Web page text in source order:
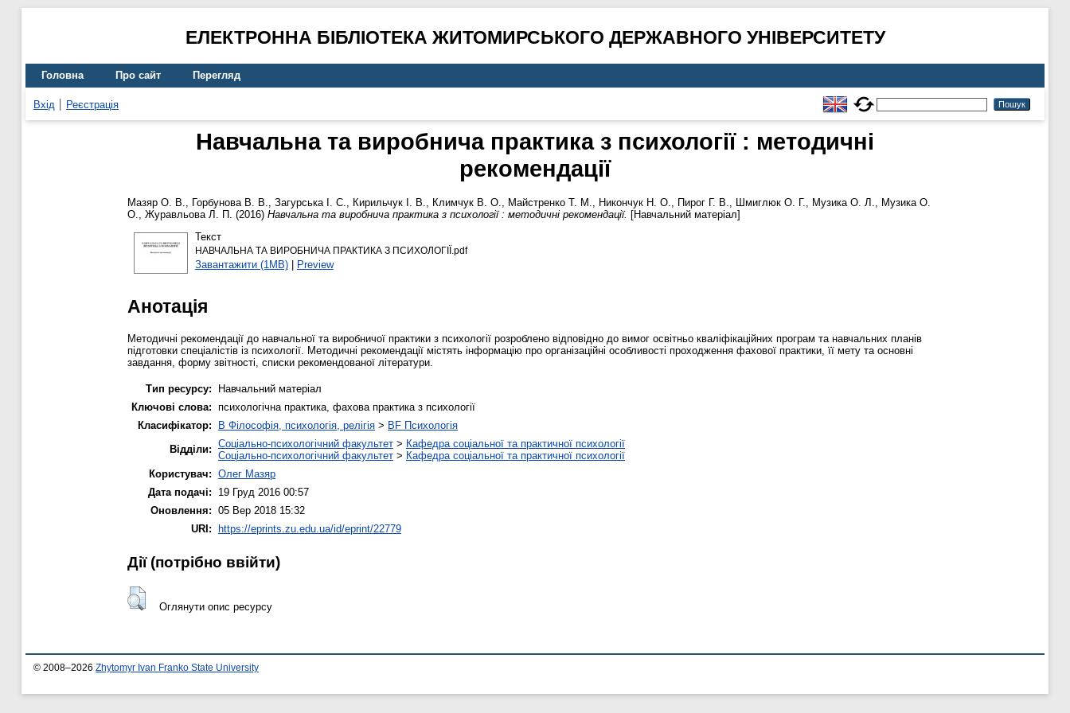
ЕЛЕКТРОННА БІБЛІОТЕКА ЖИТОМИРСЬКОГО ДЕРЖАВНОГО УНІВЕРСИТЕТУ
Головна Про сайт Перегляд
Вхід Реєстрація
Навчальна та виробнича практика з психології : методичні
рекомендації
Мазяр О. В., Горбунова В. В., Загурська І. С., Кирильчук І. В., Климчук В. О., Майстренко Т. М., Никончук Н. О., Пирог Г. В., Шмиглюк О. Г., Музика О. Л., Музика О.
О., Журавльова Л. П. (2016) Навчальна та виробнича практика з психології : методичні рекомендації. [Навчальний матеріал]
Текст
НАВЧАЛЬНА ТА ВИРОБНИЧА ПРАКТИКА З ПСИХОЛОГІЇ.pdf
Завантажити (1MB)| Preview
Анотація
Методичні рекомендації до навчальної та виробничої практики з психології розроблено відповідно до вимог освітньо кваліфікаційних програм та навчальних планів
підготовки спеціалістів із психології. Методичні рекомендації містять інформацію про організаційні особливості проходження фахової практики, її мету та основні
завдання, форму звітності, списки рекомендованої літератури.
Тип ресурсу:
Навчальний матеріал
Ключові слова: психологічна практика, фахова практика з психології
Класифікатор:
B Філософія, психологія, релігія > BF Психологія
Відділи: Соціально-психологічний факультет > Кафедра соціальної та практичної психології
Соціально-психологічний факультет > Кафедра соціальної та практичної психології
Користувач: Олег Мазяр
Дата подачі:
19 Груд 2016 00:57
Оновлення: 05 Вер 2018 15:32
URI: https://eprints.zu.edu.ua/id/eprint/22779
Дії ​​(потрібно ввійти)
Оглянути опис ресурсу
© 2008–2026 Zhytomyr Ivan Franko State University